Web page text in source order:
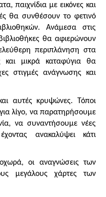
παιχνίδια με εικόνες και
θα συνθέσουν το φετινό
Ανάμεσα στις
θα αφιερώνουν
περιπλάνηση στα
και μικρά καταφύγια θα
στιγμές ανάγνωσης και
αυτές κρυψώνες. Τόποι
λίγο, να παρατηρήσουμε
να συναντήσουμε νέες
ανακαλύψει κάτι
οι αναγνώσεις των
μεγάλους χάρτες των